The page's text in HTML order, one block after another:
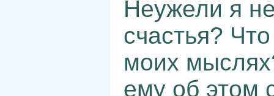
Неужели я
счастья?
моих
ему об этом